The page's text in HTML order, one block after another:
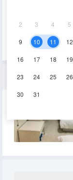
2 3 4 5
9 10 11 12
16 17 18 19
23 24 25 26
30 31